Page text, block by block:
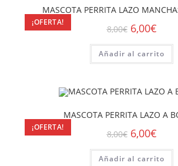
¡OFERTA!
MASCOTA PERRITA LAZO
8,00€ 6,00€
Añadir al carrito
¡OFERTA!
MASCOTA PERRITA LAZO A
8,00€ 6,00€
Añadir al carrito